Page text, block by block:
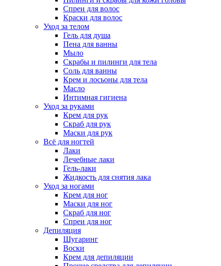
Спреи для волос
Краски для волос
Уход за телом
Гель для душа
Пена для ванны
Мыло
Скрабы и пилинги для тела
Соль для ванны
Крем и лосьоны для тела
Масло
Интимная гигиена
Уход за руками
Крем для рук
Скраб для рук
Маски для рук
Всё для ногтей
Лаки
Лечебные лаки
Гель-лаки
Жидкость для снятия лака
Уход за ногами
Крем для ног
Маски для ног
Скраб для ног
Спреи для ног
Депиляция
Шугаринг
Воски
Крем для депиляции